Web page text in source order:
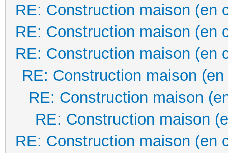
RE: Construction maison (en
RE: Construction maison (en
RE: Construction maison (en
RE: Construction maison
RE: Construction maison
RE: Construction maison
RE: Construction maison (en